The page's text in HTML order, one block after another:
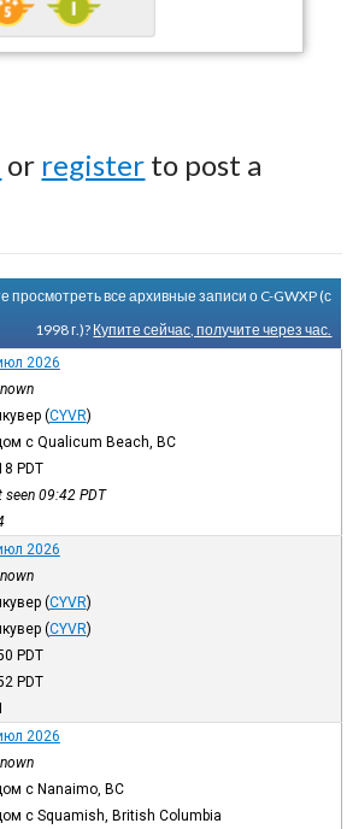
or register to post a
просмотреть все архивные записи о C-GWXP (с
1998 г.)? Купите сейчас, получите через час.
2026
(CYVR)
с Qualicum Beach, BC
PDT
seen 09:42 PDT
2026
(CYVR)
(CYVR)
PDT
PDT
2026
с Nanaimo, BC
с Squamish, British Columbia